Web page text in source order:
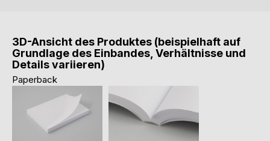
3D-Ansicht des Produktes (beispielhaft auf
Grundlage des Einbandes, Verhältnisse und
Details variieren)
Paperback